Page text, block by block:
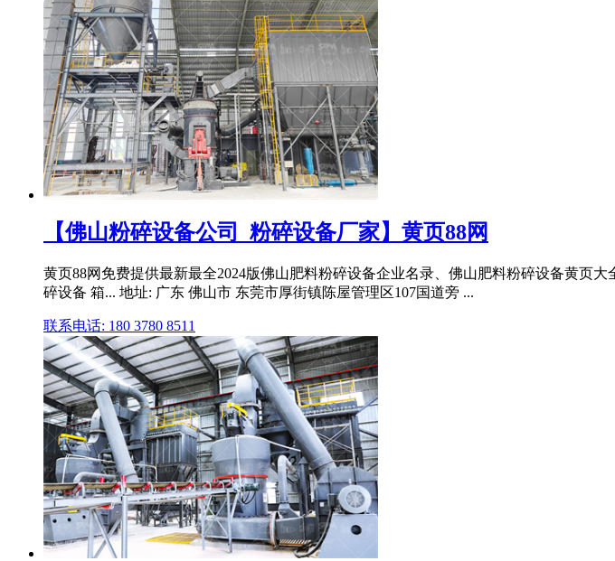
【佛山粉碎设备公司_粉碎设备厂家】黄页88网
黄页88网免费提供最新最全2024版佛山肥料粉碎设备企业名录、佛山肥料粉碎设备黄页
碎设备 箱... 地址: 广东 佛山市 东莞市厚街镇陈屋管理区107国道旁 ...
联系电话: 180 3780 8511